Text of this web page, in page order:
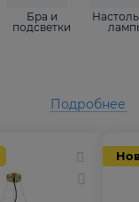
Бра и
подсветки
Подробнее